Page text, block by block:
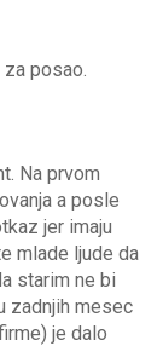
Na prvom
a posle
jer imaju
mlade ljude da
starim ne bi
zadnjih mesec
je dalo